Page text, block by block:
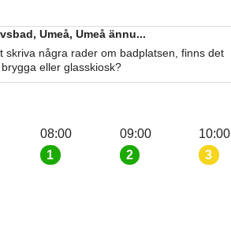
Umeå, Umeå ännu...
skriva några rader om badplatsen, finns det
eller glasskiosk?
08:00
1
09:00
2
10:00
3